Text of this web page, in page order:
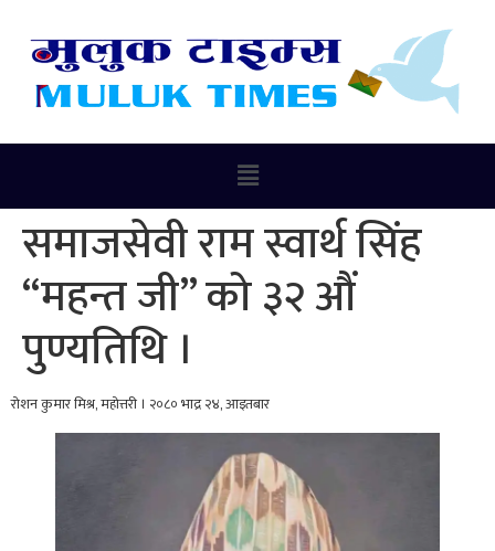
समाजसेवी राम स्वार्थ सिंह
“महन्त जी” को ३२ औं
पुण्यतिथि ।
रोशन कुमार मिश्र, महोत्तरी । २०८० भाद्र २४, आइतबार